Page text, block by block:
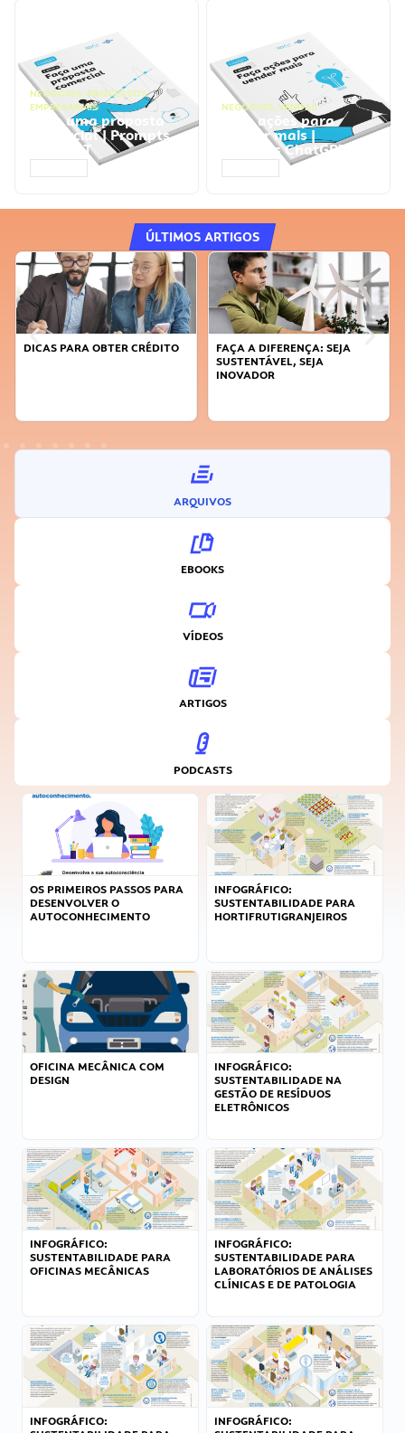
NEGÓCIOS, PROCESSOS
EMPRESARIAIS
Faça uma proposta
comercial | Prompts
ChatGPT
NEGÓCIOS, VENDAS
Faça ações para
vender mais |
Prompts ChatGPT
ÚLTIMOS ARTIGOS
DICAS PARA OBTER CRÉDITO
FAÇA A DIFERENÇA: SEJA
SUSTENTÁVEL, SEJA
INOVADOR
ARQUIVOS
EBOOKS
VÍDEOS
ARTIGOS
PODCASTS
OS PRIMEIROS PASSOS PARA
DESENVOLVER O
AUTOCONHECIMENTO
INFOGRÁFICO:
SUSTENTABILIDADE PARA
HORTIFRUTIGRANJEIROS
OFICINA MECÂNICA COM
DESIGN
INFOGRÁFICO:
SUSTENTABILIDADE NA
GESTÃO DE RESÍDUOS
ELETRÔNICOS
INFOGRÁFICO:
SUSTENTABILIDADE PARA
OFICINAS MECÂNICAS
INFOGRÁFICO:
SUSTENTABILIDADE PARA
LABORATÓRIOS DE ANÁLISES
CLÍNICAS E DE PATOLOGIA
INFOGRÁFICO:
INFOGRÁFICO: